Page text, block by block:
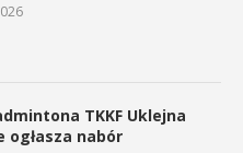
TKKF Uklejna
ogłasza nabór